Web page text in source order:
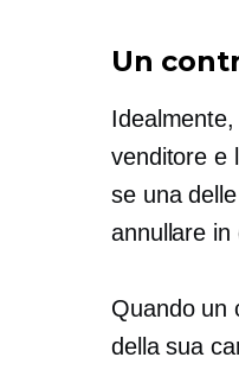
Un
venditore e
se una
annullare in
Quando un
della sua